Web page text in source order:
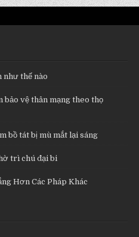
như thế nào
bảo vệ thân mạng theo thọ
bồ tát bị mù mắt lại sáng
trì chú đại bi
Hơn Các Pháp Khác